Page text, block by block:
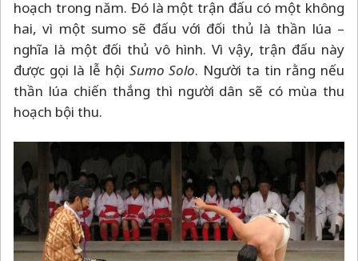
hoạch trong năm. Đó là một trận đấu có một không
hai, vì một sumo sẽ đấu với đối thủ là thần lúa –
nghĩa là một đối thủ vô hình. Vì vậy, trận đấu này
được gọi là lễ hội Sumo Solo. Người ta tin rằng nếu
thần lúa chiến thắng thì người dân sẽ có mùa thu
hoạch bội thu.